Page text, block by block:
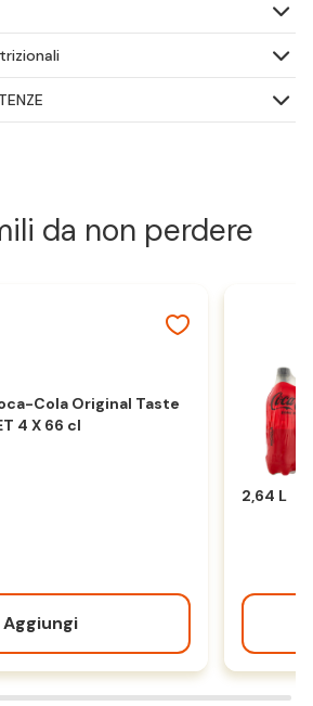
da non perdere
Cola Original Taste
4 X 66 cl
Aggiungi
2,64 L